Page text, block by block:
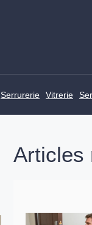
Serrurerie Vitrerie
Articles